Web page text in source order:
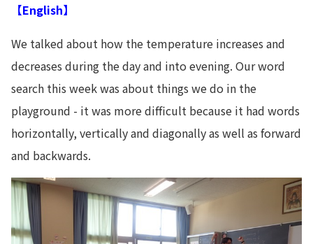
【English】
We talked about how the temperature increases and
decreases during the day and into evening. Our word
search this week was about things we do in the
playground - it was more difficult because it had words
horizontally, vertically and diagonally as well as forward
and backwards.